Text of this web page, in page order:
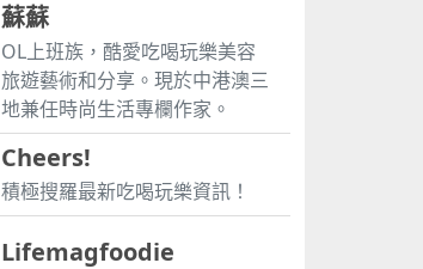
蘇蘇
OL上班族，酷愛吃喝玩樂美容
旅遊藝術和分享。現於中港澳三
地兼任時尚生活專欄作家。
Cheers!
積極搜羅最新吃喝玩樂資訊！
Lifemagfoodie